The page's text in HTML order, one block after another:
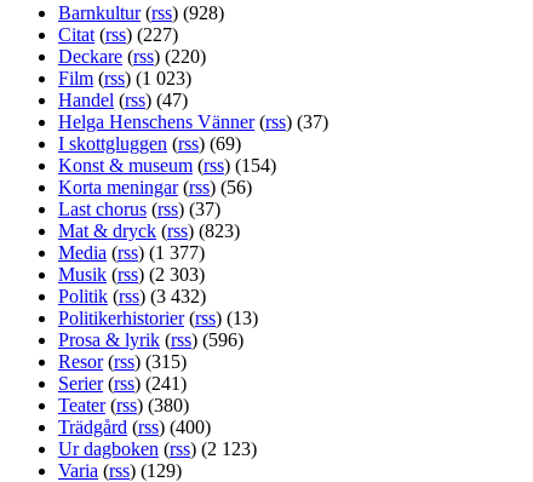
Barnkultur(rss) (928)
Citat (rss) (227)
Deckare (rss) (220)
Film (rss) (1 023)
Handel (rss) (47)
Helga Henschens Vänner(rss) (37)
I skottgluggen (rss) (69)
Konst & museum (rss) (154)
Korta meningar(rss) (56)
Last chorus (rss) (37)
Mat & dryck (rss) (823)
Media (rss) (1 377)
Musik (rss) (2 303)
Politik (rss) (3 432)
Politikerhistorier(rss) (13)
Prosa & lyrik (rss) (596)
Resor(rss) (315)
Serier(rss) (241)
Teater(rss) (380)
Trädgård (rss) (400)
Ur dagboken (rss) (2 123)
Varia (rss) (129)